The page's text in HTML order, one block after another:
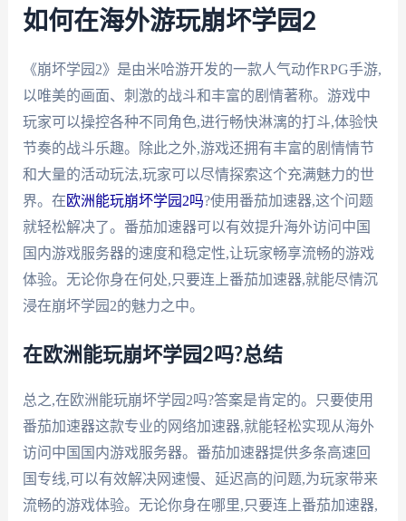
如何在海外游玩崩坏学园2
《崩坏学园2》是由米哈游开发的一款人气动作RPG手游,
以唯美的画面、刺激的战斗和丰富的剧情著称。游戏中
玩家可以操控各种不同角色,进行畅快淋漓的打斗,体验快
节奏的战斗乐趣。除此之外,游戏还拥有丰富的剧情情节
和大量的活动玩法,玩家可以尽情探索这个充满魅力的世
界。在欧洲能玩崩坏学园2吗?使用番茄加速器,这个问题
就轻松解决了。番茄加速器可以有效提升海外访问中国
国内游戏服务器的速度和稳定性,让玩家畅享流畅的游戏
体验。无论你身在何处,只要连上番茄加速器,就能尽情沉
浸在崩坏学园2的魅力之中。
在欧洲能玩崩坏学园2吗?总结
总之,在欧洲能玩崩坏学园2吗?答案是肯定的。只要使用
番茄加速器这款专业的网络加速器,就能轻松实现从海外
访问中国国内游戏服务器。番茄加速器提供多条高速回
国专线,可以有效解决网速慢、延迟高的问题,为玩家带来
流畅的游戏体验。无论你身在哪里,只要连上番茄加速器,